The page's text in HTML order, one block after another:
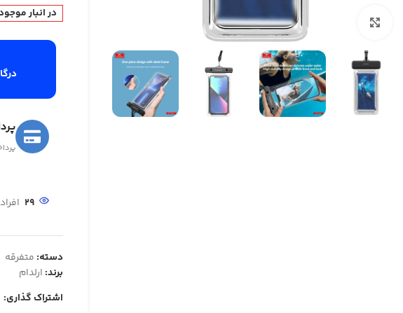
برای بزرگنمایی کلیک کنید
در انبار
29
دسته: متفرقه
برند: ارلدام
اشتراک گذاری: